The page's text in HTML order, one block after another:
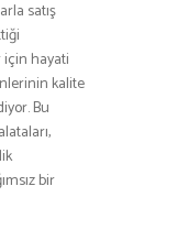
satış
hayati
kalite
Bu
bir